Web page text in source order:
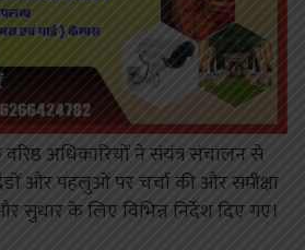
अधिकारियों ने संयंत्र संचालन से
और पहलुओं पर चर्चा की और समीक्षा
सुधार के लिए विभिन्न निर्देश दिए गए।